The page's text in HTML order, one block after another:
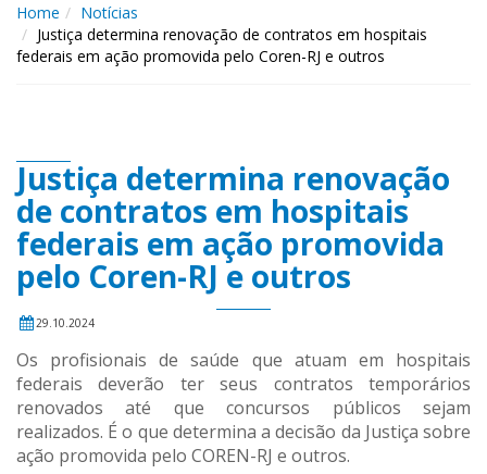
Home
Notícias
Justiça determina renovação de contratos em hospitais
federais em ação promovida pelo Coren-RJ e outros
Justiça determina renovação
de contratos em hospitais
federais em ação promovida
pelo Coren-RJ e outros
29.10.2024
Os profisionais de saúde que atuam em hospitais
federais deverão ter seus contratos temporários
renovados até que concursos públicos sejam
realizados. É o que determina a decisão da Justiça sobre
ação promovida pelo COREN-RJ e outros.